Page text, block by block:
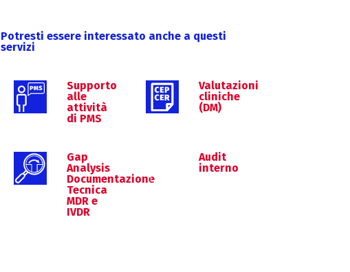
Potresti essere interessato anche a questi
servizi
Supporto
alle
attività
di PMS
Valutazioni
cliniche
(DM)
Gap
Analysis
Documentazione
Tecnica
MDR e
IVDR
Audit
interno